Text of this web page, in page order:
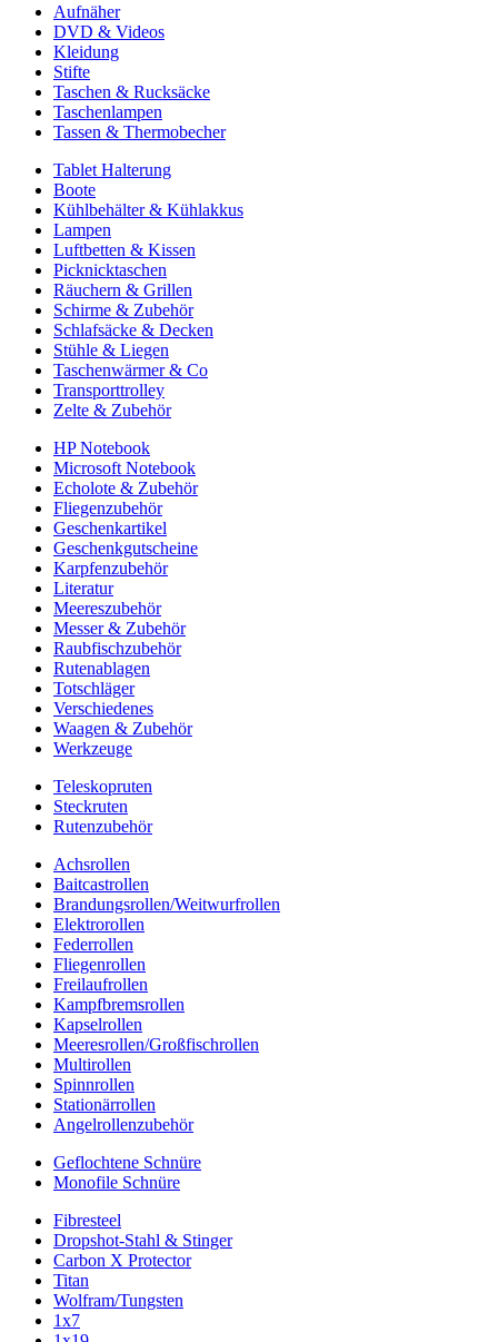
Aufnäher
DVD & Videos
Kleidung
Stifte
Taschen & Rucksäcke
Taschenlampen
Tassen & Thermobecher
Tablet Halterung
Boote
Kühlbehälter & Kühlakkus
Lampen
Luftbetten & Kissen
Picknicktaschen
Räuchern & Grillen
Schirme & Zubehör
Schlafsäcke & Decken
Stühle & Liegen
Taschenwärmer & Co
Transporttrolley
Zelte & Zubehör
HP Notebook
Microsoft Notebook
Echolote & Zubehör
Fliegenzubehör
Geschenkartikel
Geschenkgutscheine
Karpfenzubehör
Literatur
Meereszubehör
Messer & Zubehör
Raubfischzubehör
Rutenablagen
Totschläger
Verschiedenes
Waagen & Zubehör
Werkzeuge
Teleskopruten
Steckruten
Rutenzubehör
Achsrollen
Baitcastrollen
Brandungsrollen/Weitwurfrollen
Elektrorollen
Federrollen
Fliegenrollen
Freilaufrollen
Kampfbremsrollen
Kapselrollen
Meeresrollen/Großfischrollen
Multirollen
Spinnrollen
Stationärrollen
Angelrollenzubehör
Geflochtene Schnüre
Monofile Schnüre
Fibresteel
Dropshot-Stahl & Stinger
Carbon X Protector
Titan
Wolfram/Tungsten
1x7